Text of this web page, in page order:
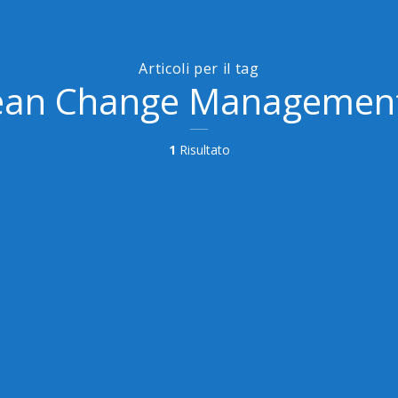
Articoli per il tag
Change
1 Risultato